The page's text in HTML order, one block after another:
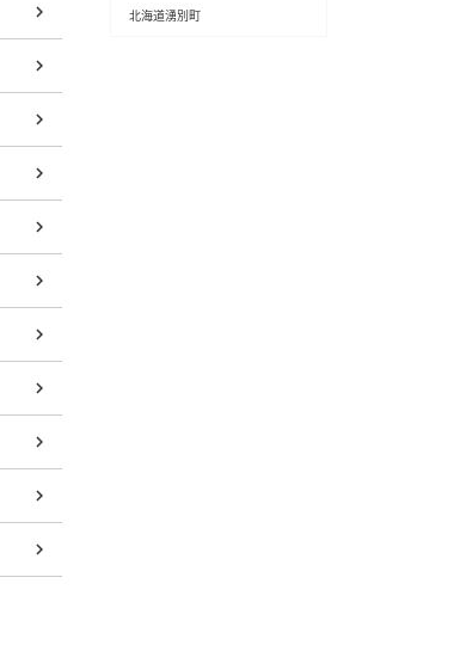
北海道湧別町